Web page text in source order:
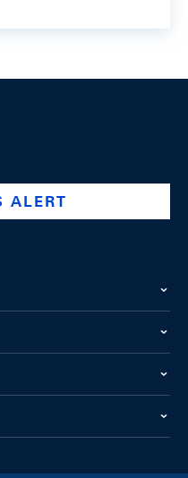
company/swiss-national-
@swissnationalbank
ALERT